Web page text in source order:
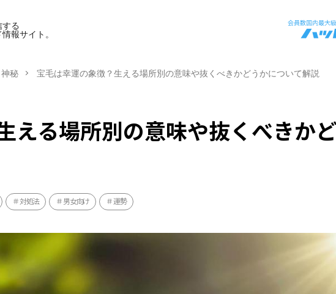
る
報サイト。
神秘 宝毛は幸運の象徴？生える場所別の意味や抜くべきかどうかについて解説
える場所別の意味や抜くべきか
対処法 男女向け 運勢